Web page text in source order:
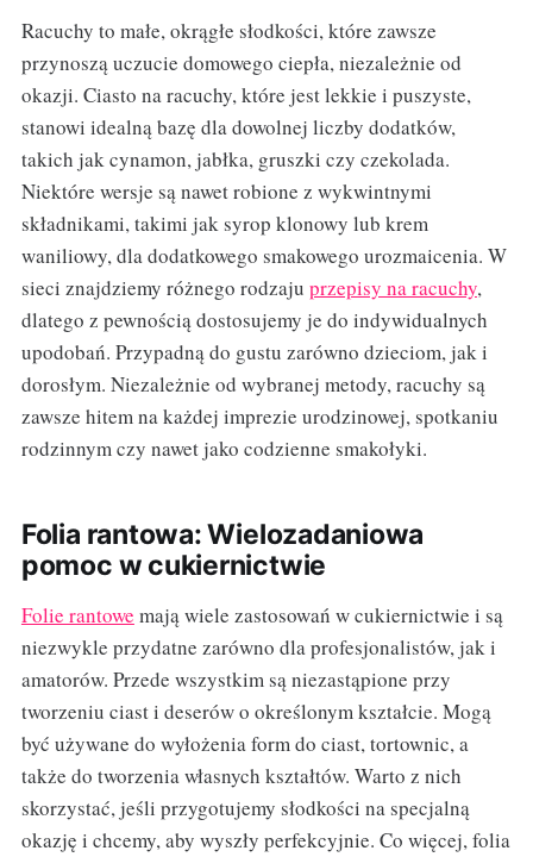
Racuchy to małe, okrągłe słodkości, które zawsze
przynoszą uczucie domowego ciepła, niezależnie od
okazji. Ciasto na racuchy, które jest lekkie i puszyste,
stanowi idealną bazę dla dowolnej liczby dodatków,
takich jak cynamon, jabłka, gruszki czy czekolada.
Niektóre wersje są nawet robione z wykwintnymi
składnikami, takimi jak syrop klonowy lub krem
waniliowy, dla dodatkowego smakowego urozmaicenia. W
sieci znajdziemy różnego rodzaju przepisy na racuchy,
dlatego z pewnością dostosujemy je do indywidualnych
upodobań. Przypadną do gustu zarówno dzieciom, jak i
dorosłym. Niezależnie od wybranej metody, racuchy są
zawsze hitem na każdej imprezie urodzinowej, spotkaniu
rodzinnym czy nawet jako codzienne smakołyki.
Folia rantowa: Wielozadaniowa
pomoc w cukiernictwie
Folie rantowe mają wiele zastosowań w cukiernictwie i są
niezwykle przydatne zarówno dla profesjonalistów, jak i
amatorów. Przede wszystkim są niezastąpione przy
tworzeniu ciast i deserów o określonym kształcie. Mogą
być używane do wyłożenia form do ciast, tortownic, a
także do tworzenia własnych kształtów. Warto z nich
skorzystać, jeśli przygotujemy słodkości na specjalną
okazję i chcemy, aby wyszły perfekcyjnie. Co więcej, folia